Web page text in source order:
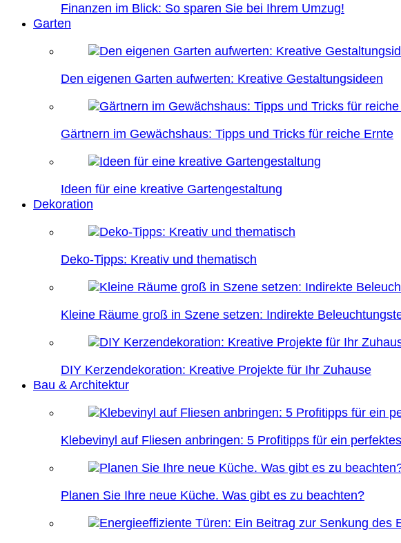
Finanzen im Blick: So sparen Sie bei Ihrem Umzug!
Garten
Den eigenen Garten aufwerten: Kreative Gestaltungsideen
Gärtnern im Gewächshaus: Tipps und Tricks für reiche Ernte
Ideen für eine kreative Gartengestaltung
Dekoration
Deko-Tipps: Kreativ und thematisch
Kleine Räume groß in Szene setzen: Indirekte
DIY Kerzendekoration: Kreative Projekte für Ihr Zuhause
Bau & Architektur
Klebevinyl auf Fliesen anbringen: 5 Profitipps für ein
Planen Sie Ihre neue Küche. Was gibt es zu beachten?